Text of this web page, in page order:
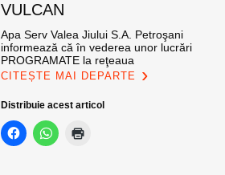
VULCAN
Apa Serv Valea Jiului S.A. Petroşani
informează că în vederea unor lucrări
PROGRAMATE la reţeaua
CITEȘTE MAI DEPARTE
Distribuie acest articol